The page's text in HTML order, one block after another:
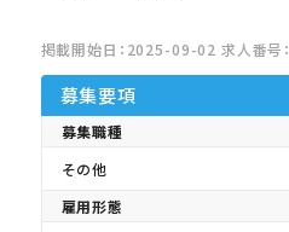
お役立ち情報
ご利用の流れ
よくある質問
運営会社情報
掲載開始日：2025-09-02 求人番
募集要項
募集職種
その他
雇用形態